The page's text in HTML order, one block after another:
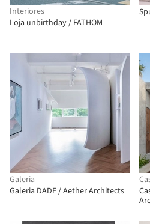
Interiores
Loja unbirthday / FATHOM
Galeria
Galeria DADE / Aether Architects